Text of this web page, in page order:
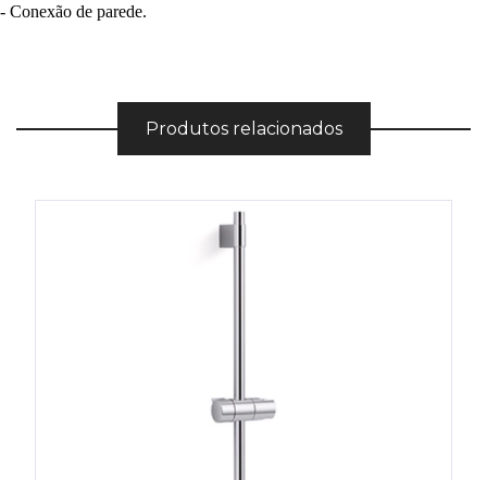
- Conexão de parede.
Produtos relacionados